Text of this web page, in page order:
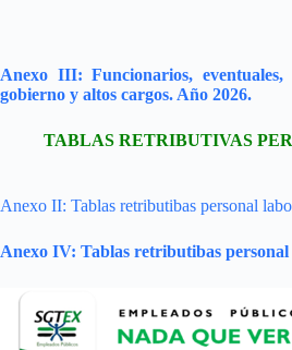
Anexo III: Funcionarios,
gobierno y altos cargos. Año 2026.
TABLAS RETRIBUTIVAS
Anexo II: Tablas retributibas personal
Anexo IV: Tablas retributibas